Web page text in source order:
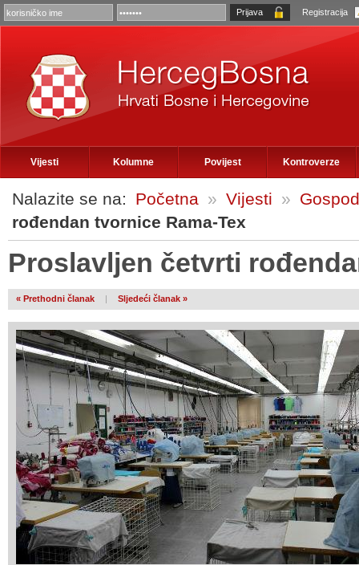
Registracija
Vijesti Kolumne Povijest Kontroverze
Nalazite se na: Početna » Vijesti »
rođendan tvornice Rama-Tex
Proslavljen četvrti
« Prethodni članak | Sljedeći članak »